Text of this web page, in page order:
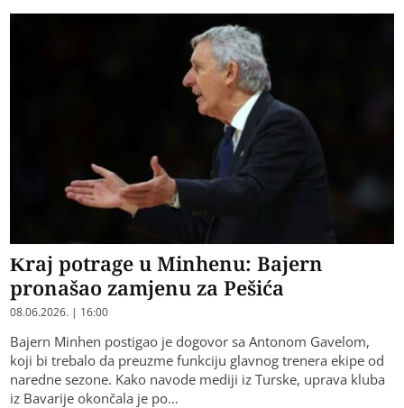
Kraj potrage u Minhenu: Bajern
pronašao zamjenu za Pešića
08.06.2026. | 16:00
Bajern Minhen postigao je dogovor sa Antonom Gavelom,
koji bi trebalo da preuzme funkciju glavnog trenera ekipe od
naredne sezone. Kako navode mediji iz Turske, uprava kluba
iz Bavarije okončala je po…